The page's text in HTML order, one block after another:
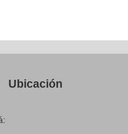
Ubicación
: